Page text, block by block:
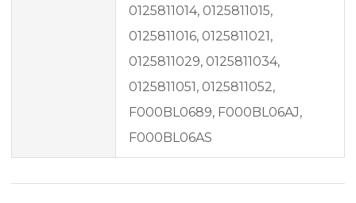
0125811014, 0125811015,
0125811016, 0125811021,
0125811029, 0125811034,
0125811051, 0125811052,
F000BL0689, F000BL06AJ,
F000BL06AS